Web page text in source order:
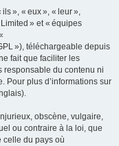
», « eux », « leur »,
» et « équipes
»), téléchargeable depuis
fait que faciliter les
responsable du contenu ni
Pour plus d’informations sur
obscène, vulgaire,
ou contraire à la loi, que
celle du pays où